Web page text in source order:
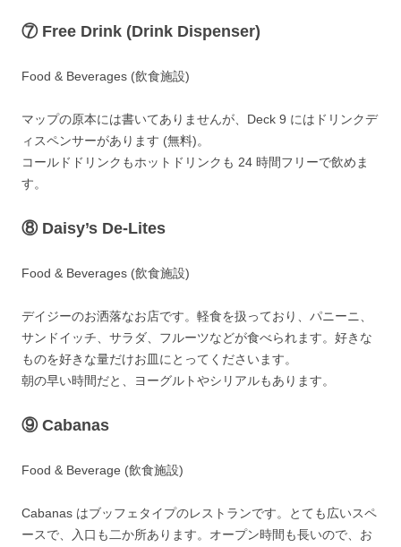
⑦Free Drink (Drink Dispenser)
Food & Beverages (飲食施設)
マップの原本には書いてありませんが、Deck 9 にはドリンクデ
ィスペンサーがあります (無料)。
コールドドリンクもホットドリンクも 24 時間フリーで飲めま
す。
⑧ Daisy’s De-Lites
Food & Beverages (飲食施設)
デイジーのお洒落なお店です。軽食を扱っており、パニーニ、
サンドイッチ、サラダ、フルーツなどが食べられます。好きな
ものを好きな量だけお皿にとってくださいます。
朝の早い時間だと、ヨーグルトやシリアルもあります。
⑨Cabanas
Food & Beverage (飲食施設)
Cabanas はブッフェタイプのレストランです。とても広いスペ
ースで、入口も二か所あります。オープン時間も長いので、お